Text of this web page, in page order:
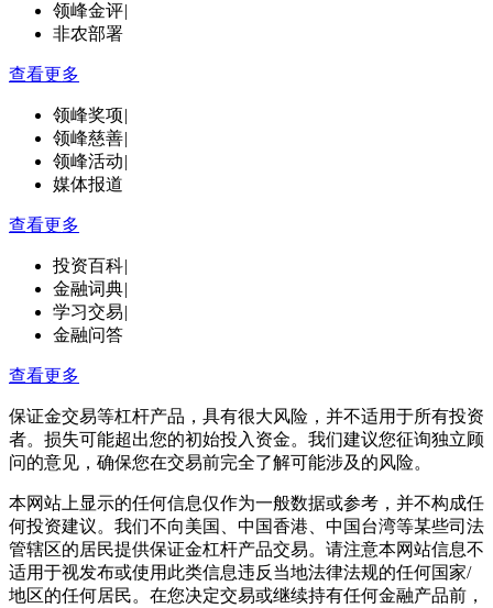
领峰金评|
非农部署
查看更多
领峰奖项|
领峰慈善|
领峰活动|
媒体报道
查看更多
投资百科|
金融词典|
学习交易|
金融问答
查看更多
保证金交易等杠杆产品，具有很大风险，并不适用于所有投资
者。损失可能超出您的初始投入资金。我们建议您征询独立顾
问的意见，确保您在交易前完全了解可能涉及的风险。
本网站上显示的任何信息仅作为一般数据或参考，并不构成任
何投资建议。我们不向美国、中国香港、中国台湾等某些司法
管辖区的居民提供保证金杠杆产品交易。请注意本网站信息不
适用于视发布或使用此类信息违反当地法律法规的任何国家/
地区的任何居民。在您决定交易或继续持有任何金融产品前，